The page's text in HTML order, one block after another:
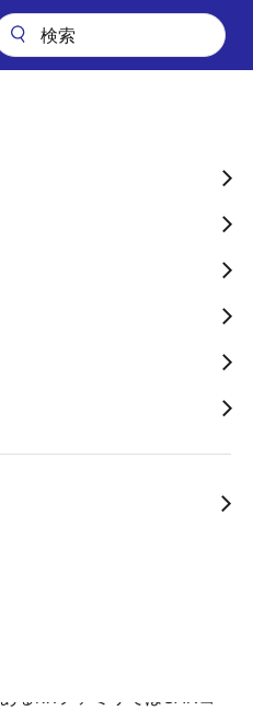
費電力削減と低コスト化をRX140
プリケーシ
削減と低コ
で実現！
）はもともと自動車向
が、現在では産業機器や
性が求められるアプリケ
います。
るRXファミリではCANコ